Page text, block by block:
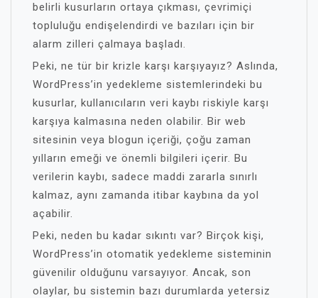
belirli kusurların ortaya çıkması, çevrimiçi
topluluğu endişelendirdi ve bazıları için bir
alarm zilleri çalmaya başladı.
Peki, ne tür bir krizle karşı karşıyayız? Aslında,
WordPress’in yedekleme sistemlerindeki bu
kusurlar, kullanıcıların veri kaybı riskiyle karşı
karşıya kalmasına neden olabilir. Bir web
sitesinin veya blogun içeriği, çoğu zaman
yılların emeği ve önemli bilgileri içerir. Bu
verilerin kaybı, sadece maddi zararla sınırlı
kalmaz, aynı zamanda itibar kaybına da yol
açabilir.
Peki, neden bu kadar sıkıntı var? Birçok kişi,
WordPress’in otomatik yedekleme sisteminin
güvenilir olduğunu varsayıyor. Ancak, son
olaylar, bu sistemin bazı durumlarda yetersiz